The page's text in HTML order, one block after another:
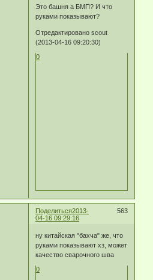
Это башня а БМП? И что
руками показывают?
Отредактировано scout
(2013-04-16 09:20:30)
0
Поделиться 563
2013-
04-16 09:29:16
ну китайская "бахча" же, что
руками показывают хз, может
качество сварочного шва
0